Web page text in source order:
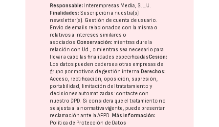
Responsable: Interempresas Media, S.L.U.
Finalidades: Suscripción a nuestra(s)
newsletter(s). Gestión de cuenta de usuario.
Envío de emails relacionados con la misma o
relativos a intereses similares o
asociados.Conservación: mientras dure la
relación con Ud., o mientras sea necesario para
llevar a cabo las finalidades especificadasCesión:
Los datos pueden cederse a otras empresas del
grupo por motivos de gestión interna. Derechos:
Acceso, rectificación, oposición, supresión,
portabilidad, limitación del tratatamiento y
decisiones automatizadas: contacte con
nuestro DPD. Si considera que el tratamiento no
se ajusta a la normativa vigente, puede presentar
reclamación ante laAEPD. Más información:
Política de Protección de Datos